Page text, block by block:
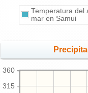
Temperatura del
mar en Samui
315
360